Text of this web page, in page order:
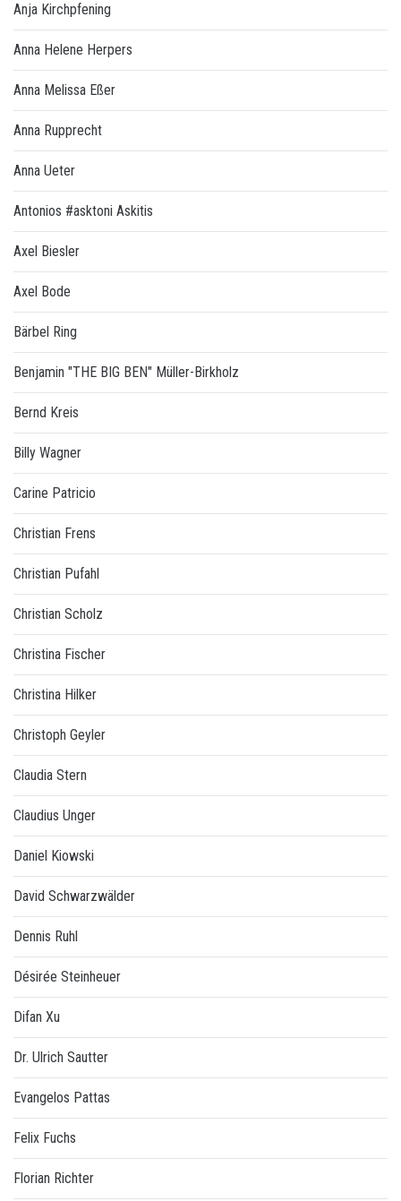
Anja Kirchpfening
Anna Helene Herpers
Anna Melissa Eßer
Anna Rupprecht
Anna Ueter
Antonios #asktoni Askitis
Axel Biesler
Axel Bode
Bärbel Ring
Benjamin "THE BIG BEN" Müller-Birkholz
Bernd Kreis
Billy Wagner
Carine Patricio
Christian Frens
Christian Pufahl
Christian Scholz
Christina Fischer
Christina Hilker
Christoph Geyler
Claudia Stern
Claudius Unger
Daniel Kiowski
David Schwarzwälder
Dennis Ruhl
Désirée Steinheuer
Difan Xu
Dr. Ulrich Sautter
Evangelos Pattas
Felix Fuchs
Florian Richter